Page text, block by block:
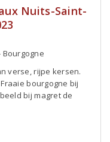
Nuits-Saint-
Bourgogne
verse, rijpe kersen.
bourgogne bij
bij magret de